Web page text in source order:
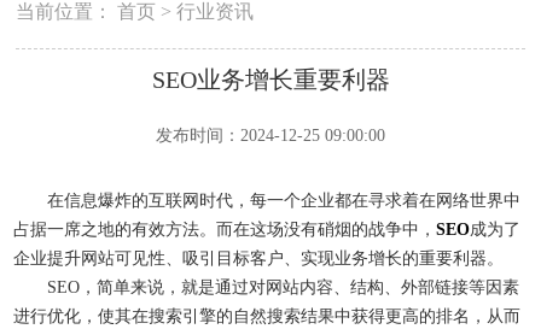
当前位置：首页 >行业资讯
SEO业务增长重要利器
发布时间：2024-12-25 09:00:00
在信息爆炸的互联网时代，每一个企业都在寻求着在网络世界中
占据一席之地的有效方法。而在这场没有硝烟的战争中，SEO成为了
企业提升网站可见性、吸引目标客户、实现业务增长的重要利器。
SEO，简单来说，就是通过对网站内容、结构、外部链接等因素
进行优化，使其在搜索引擎的自然搜索结果中获得更高的排名，从而